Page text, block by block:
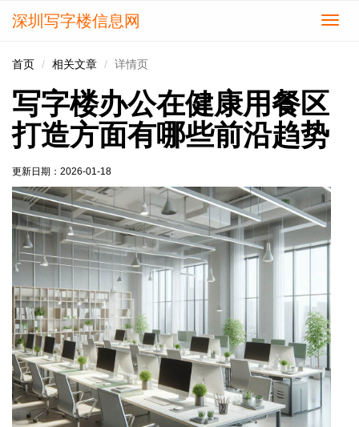
切
深圳写字楼信息网
首页 相关文章 详情页
写字楼办公在健康用餐区
打造方面有哪些前沿趋势
更新日期： 2026-01-18